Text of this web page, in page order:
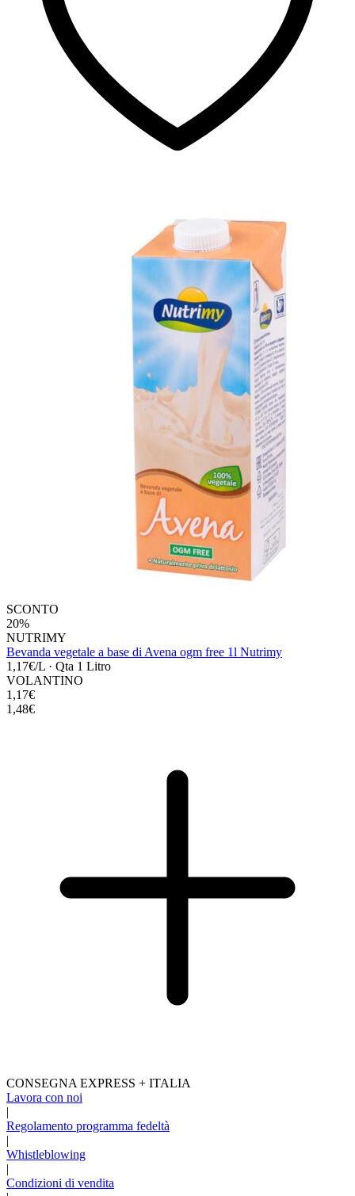
SCONTO
20%
NUTRIMY
Bevanda vegetale a base di Avena ogm free 1l Nutrimy
1,17€/L · Qta 1 Litro
VOLANTINO
1,17€
1,48€
CONSEGNA EXPRESS + ITALIA
Lavora con noi
|
Regolamento programma fedeltà
|
Whistleblowing
|
Condizioni di vendita